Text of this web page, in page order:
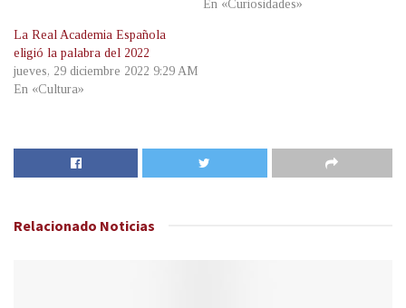
En «Curiosidades»
La Real Academia Española
eligió la palabra del 2022
jueves, 29 diciembre 2022 9:29 AM
En «Cultura»
Relacionado Noticias